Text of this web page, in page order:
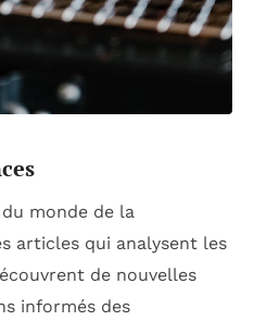
monde de la
articles qui analysent les
de nouvelles
informés des